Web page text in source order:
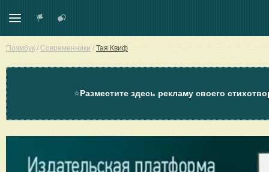
Поэмбук / Современники / Тая Квиф
⭐Разместите здесь рекламу своего